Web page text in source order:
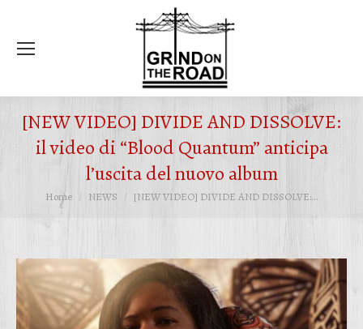
[NEW VIDEO] DIVIDE AND DISSOLVE:
il video di “Blood Quantum” anticipa
l’uscita del nuovo album
Tu sei qui:
Home NEWS [NEW VIDEO] DIVIDE AND DISSOLVE:…